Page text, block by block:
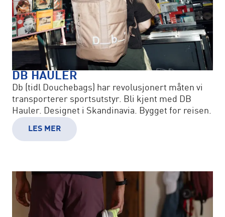
DB HAULER
Db (tidl Douchebags) har revolusjonert måten vi
transporterer sportsutstyr. Bli kjent med DB
Hauler. Designet i Skandinavia. Bygget for reisen.
LES MER